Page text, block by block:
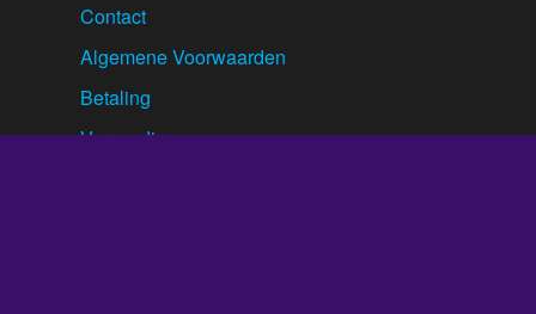
Contact
Algemene Voorwaarden
Betaling
Verzending